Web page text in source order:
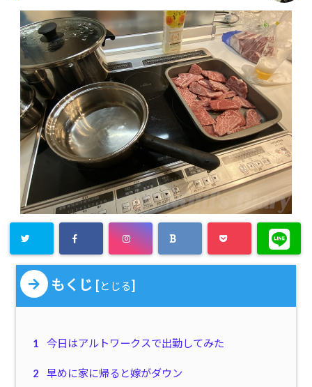
もくじ [とじる]
1 今日はアルトワークスで出勤してみた
2 早めに家に帰ると嫁がダウン